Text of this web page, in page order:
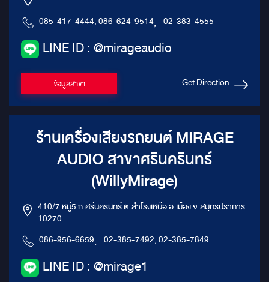
085-417-4444, 086-624-9514, 02-383-4555
LINE ID : @mirageaudio
ข้อมูลสาขา Get Direction
ร้านเครื่องเสียงรถยนต์ MIRAGE
AUDIO สาขาศรีนครินทร์
(WillyMirage)
410/7 หมู่5 ถ.ศรีนครินทร์ ต.สำโรงเหนือ อ.เมือง จ.สมุทรปราการ
10270
086-956-6659, 02-385-7492, 02-385-7849
LINE ID : @mirage1